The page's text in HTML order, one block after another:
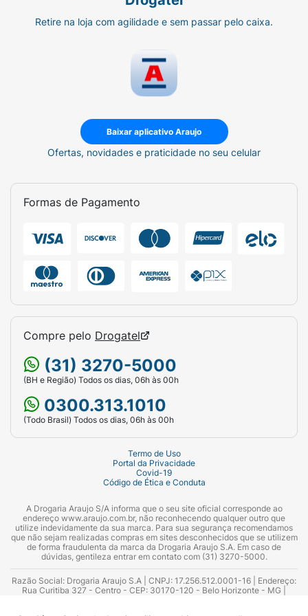
Modelo/Formato: Urso (Metalic Bear).
Embalagem plástica resistente
Retire na loja com agilidade e sem passar pelo caixa.
Baixar aplicativo Araujo
Ofertas, novidades e praticidade no seu celular
Formas de Pagamento
Compre pelo Drogatel
(31) 3270-5000
(BH e Região) Todos os dias, 06h às 00h
0300.313.1010
(Todo Brasil) Todos os dias, 06h às 00h
Termo de Uso
Portal da Privacidade
Covid-19
Código de Ética e Conduta
A Drogaria Araujo S/A informa que o seu site oficial corresponde ao
endereço www.araujo.com.br, não reconhecendo qualquer outro que
utilize indevidamente da sua marca. Para sua segurança recomendamos
que não sejam realizadas compras em sites desconhecidos que se utilizem
de forma fraudulenta da marca da Drogaria Araujo S.A. Em caso de
dúvidas, gentileza entrar em contato com (31) 3270-5000.
Razão Social: Drogaria Araujo S.A | CNPJ: 17.256.512.0001-16 | Endereço:
Rua Curitiba 327 - Centro - CEP: 30170-120 - Belo Horizonte - MG |